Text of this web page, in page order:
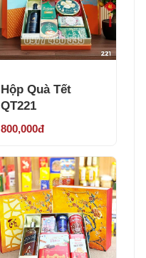
Hộp Quà Tết
QT221
800,000đ